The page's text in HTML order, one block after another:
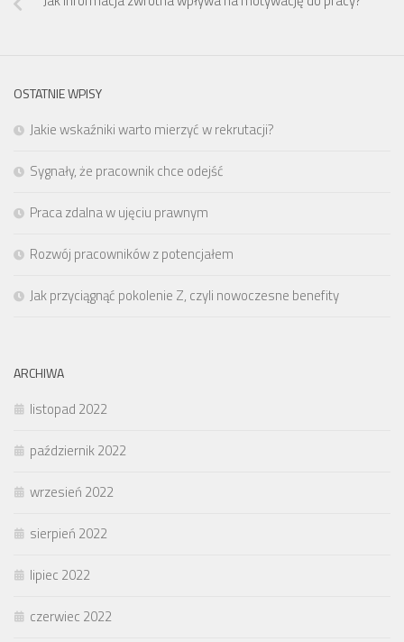
OSTATNIE WPISY
Jakie wskaźniki warto mierzyć w rekrutacji?
Sygnały, że pracownik chce odejść
Praca zdalna w ujęciu prawnym
Rozwój pracowników z potencjałem
Jak przyciągnąć pokolenie Z, czyli nowoczesne benefity
ARCHIWA
listopad 2022
październik 2022
wrzesień 2022
sierpień 2022
lipiec 2022
czerwiec 2022